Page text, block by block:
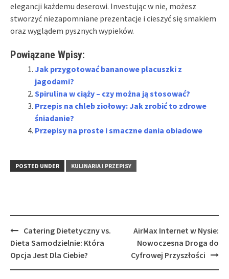
elegancji każdemu deserowi. Investując w nie, możesz
stworzyć niezapomniane prezentacje i cieszyć się smakiem
oraz wyglądem pysznych wypieków.
Powiązane Wpisy:
Jak przygotować bananowe placuszki z
jagodami?
Spirulina w ciąży – czy można ją stosować?
Przepis na chleb ziołowy: Jak zrobić to zdrowe
śniadanie?
Przepisy na proste i smaczne dania obiadowe
POSTED UNDER KULINARIA I PRZEPISY
Post
navigation
Catering Dietetyczny vs.
Dieta Samodzielnie: Która
Opcja Jest Dla Ciebie?
AirMax Internet w Nysie:
Nowoczesna Droga do
Cyfrowej Przyszłości